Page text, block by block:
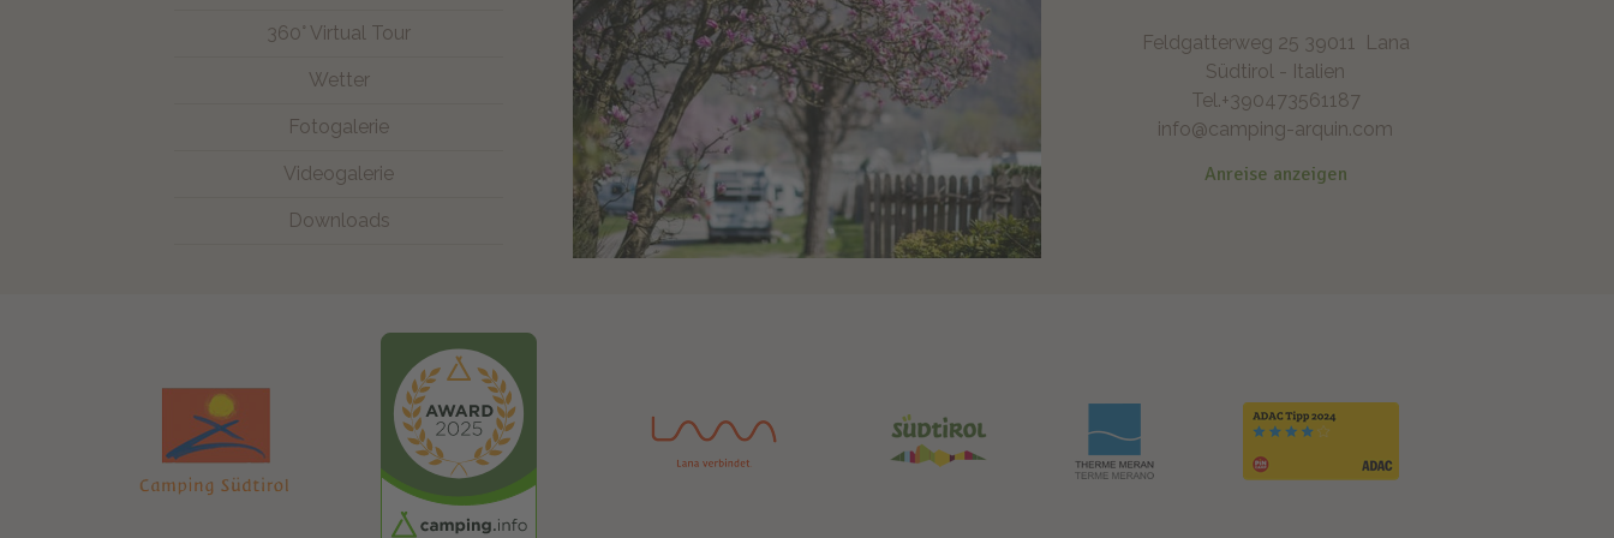
360° Virtual Tour
Wetter
Fotogalerie
Videogalerie
Downloads
Feldgatterweg 25 39011
Lana
Südtirol - Italien
Tel.+390473561187
info@camping-arquin.com
Anreise anzeigen